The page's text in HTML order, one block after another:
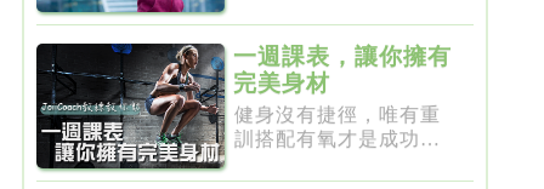
一週課表，讓你擁有
完美身材
健身沒有捷徑，唯有重
訓搭配有氧才是成功的